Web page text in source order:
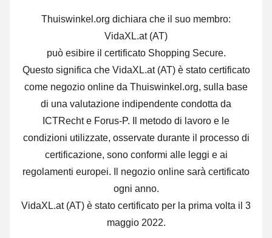
Thuiswinkel.org dichiara che il suo membro:
VidaXL.at (AT)
può esibire il certificato Shopping Secure.
Questo significa che VidaXL.at (AT) è stato certificato
come negozio online da Thuiswinkel.org, sulla base
di una valutazione indipendente condotta da
ICTRecht e Forus-P. Il metodo di lavoro e le
condizioni utilizzate, osservate durante il processo di
certificazione, sono conformi alle leggi e ai
regolamenti europei. Il negozio online sarà certificato
ogni anno.
VidaXL.at (AT) è stato certificato per la prima volta il 3
maggio 2022.